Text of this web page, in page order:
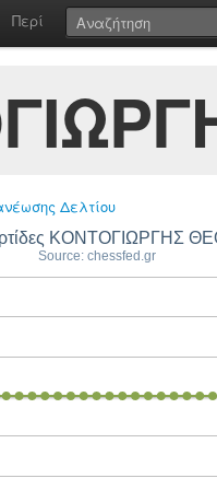
Περί
Δελτίου
ΚΟΝΤΟΓΙΩΡΓΗΣ
Source: chessfed.gr